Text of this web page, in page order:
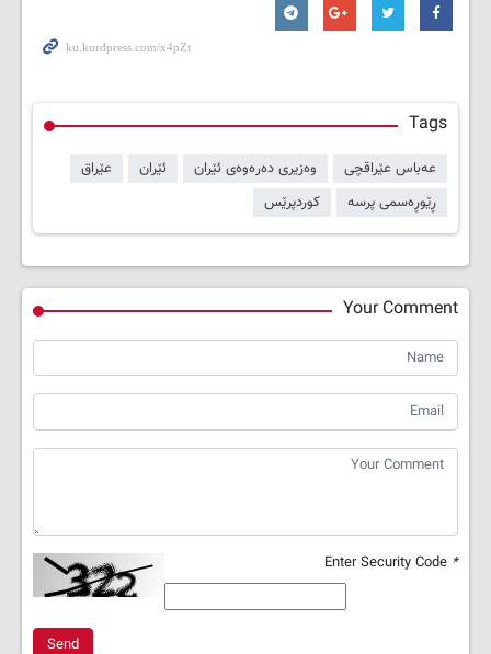
Tags
عەباس عێراقچی وەزیری دەرەوەی ئێران ئێران
عێراق
ڕێوڕەسمی پرسە
کوردپرێس
Your Comment
*
Send